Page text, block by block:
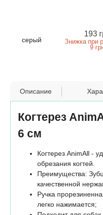
серый
193
Знижка при
9
Описание
Когтерез
6 см
Когтерез AnimAll -
обрезания когтей.
Преимущества:
качественной
Ручка
легко нажимается;